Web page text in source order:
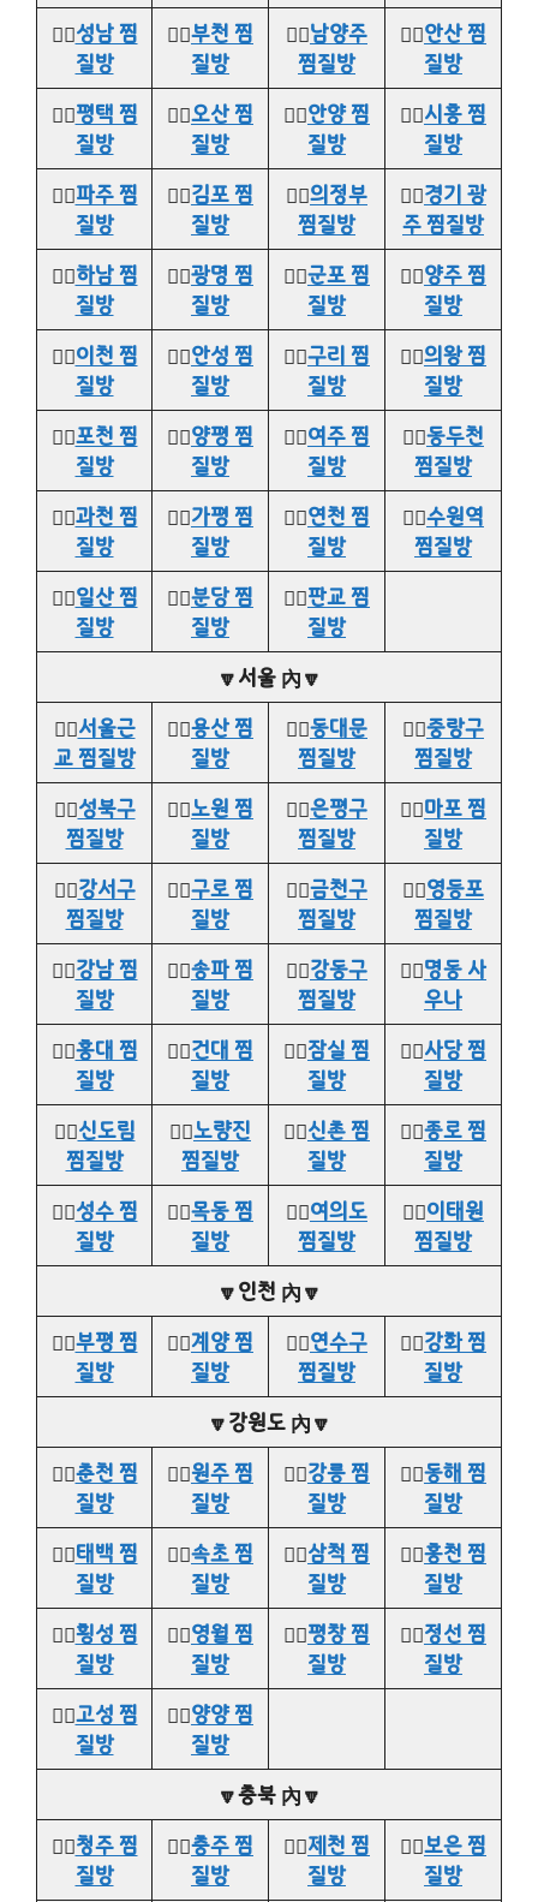
👉🏻성남 찜
질방
👉🏻부천 찜
질방
👉🏻남양주
찜질방
👉🏻안산 찜
질방
👉🏻평택 찜
질방
👉🏻오산 찜
질방
👉🏻안양 찜
질방
👉🏻시흥 찜
질방
👉🏻파주 찜
질방
👉🏻김포 찜
질방
👉🏻의정부
찜질방
👉🏻경기 광
주 찜질방
👉🏻하남 찜
질방
👉🏻광명 찜
질방
👉🏻군포 찜
질방
👉🏻양주 찜
질방
👉🏻이천 찜
질방
👉🏻안성 찜
질방
👉🏻구리 찜
질방
👉🏻의왕 찜
질방
👉🏻포천 찜
질방
👉🏻양평 찜
질방
👉🏻여주 찜
질방
👉🏻동두천
찜질방
👉🏻과천 찜
질방
👉🏻가평 찜
질방
👉🏻연천 찜
질방
👉🏻수원역
찜질방
👉🏻일산 찜
질방
👉🏻분당 찜
질방
👉🏻판교 찜
질방
🔽서울 內🔽
👉🏻서울근
교 찜질방
👉🏻용산 찜
질방
👉🏻동대문
찜질방
👉🏻중랑구
찜질방
👉🏻성북구
찜질방
👉🏻노원 찜
질방
👉🏻은평구
찜질방
👉🏻마포 찜
질방
👉🏻강서구
찜질방
👉🏻구로 찜
질방
👉🏻금천구
찜질방
👉🏻영등포
찜질방
👉🏻강남 찜
질방
👉🏻송파 찜
질방
👉🏻강동구
찜질방
👉🏻명동 사
우나
👉🏻홍대 찜
질방
👉🏻건대 찜
질방
👉🏻잠실 찜
질방
👉🏻사당 찜
질방
👉🏻신도림
찜질방
👉🏻노량진
찜질방
👉🏻신촌 찜
질방
👉🏻종로 찜
질방
👉🏻성수 찜
질방
👉🏻목동 찜
질방
👉🏻여의도
찜질방
👉🏻이태원
찜질방
🔽인천 內🔽
👉🏻부평 찜
질방
👉🏻계양 찜
질방
👉🏻연수구
찜질방
👉🏻강화 찜
질방
🔽강원도 內🔽
👉🏻춘천 찜
질방
👉🏻원주 찜
질방
👉🏻강릉 찜
질방
👉🏻동해 찜
질방
👉🏻태백 찜
질방
👉🏻속초 찜
질방
👉🏻삼척 찜
질방
👉🏻홍천 찜
질방
👉🏻횡성 찜
질방
👉🏻영월 찜
질방
👉🏻평창 찜
질방
👉🏻정선 찜
질방
👉🏻고성 찜
질방
👉🏻양양 찜
질방
🔽충북 內🔽
👉🏻청주 찜
질방
👉🏻충주 찜
질방
👉🏻제천 찜
질방
👉🏻보은 찜
질방